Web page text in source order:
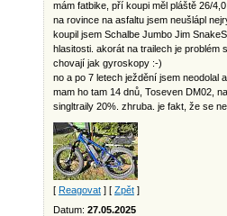
mám fatbike, pří koupi měl pláště 26/
na rovince na asfaltu jsem neušlápl
koupil jsem Schalbe Jumbo Jim
hlasitosti. akorát na trailech je
chovají jak gyroskopy :-)
no a po 7 letech ježdění jsem neodolal
mam ho tam 14 dnů, Toseven DM02,
singltraily 20%. zhruba. je fakt, že se
[ Reagovat ] [ Zpět ]
Datum: 27.05.2025